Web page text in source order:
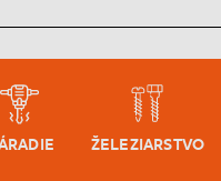
ŽELEZIARSTVO